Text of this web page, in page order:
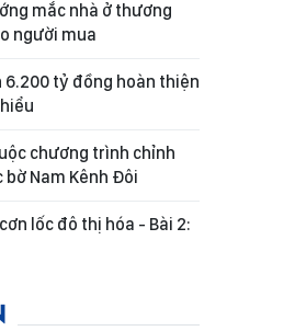
mắc nhà ở thương
người mua
6.200 tỷ đồng hoàn thiện
chương trình chỉnh
Nam Kênh Đôi
lốc đô thị hóa - Bài 2: